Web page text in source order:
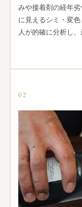
みや接着剤の経年
に見えるシミ・変
人が的確に分析し
02